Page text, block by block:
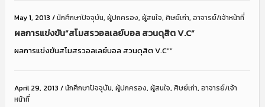
May 1, 2013 /นักศึกษาปัจจุบัน, ผู้ปกครอง, ผู้สนใจ, ศิษย์เก่า, อาจารย์/เจ้าหน้าที่
ผลการแข่งขัน”สโมสรวอลเลย์บอล สวนดุสิต V.C”
ผลการแข่งขันสโมสรวอลเลย์บอล สวนดุสิต V.C””
April 29, 2013 /นักศึกษาปัจจุบัน, ผู้ปกครอง, ผู้สนใจ, ศิษย์เก่า, อาจารย์/เจ้า
หน้าที่